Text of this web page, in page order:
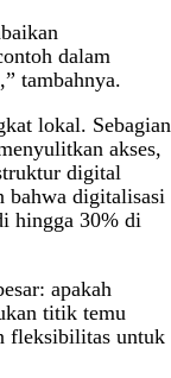
dalam
tambahnya.
lokal. Sebagian
akses,
digital
bahwa digitalisasi
hingga 30% di
apakah
titik temu
fleksibilitas untuk